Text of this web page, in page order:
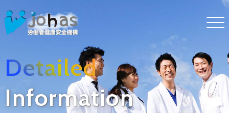
Detailed
Information